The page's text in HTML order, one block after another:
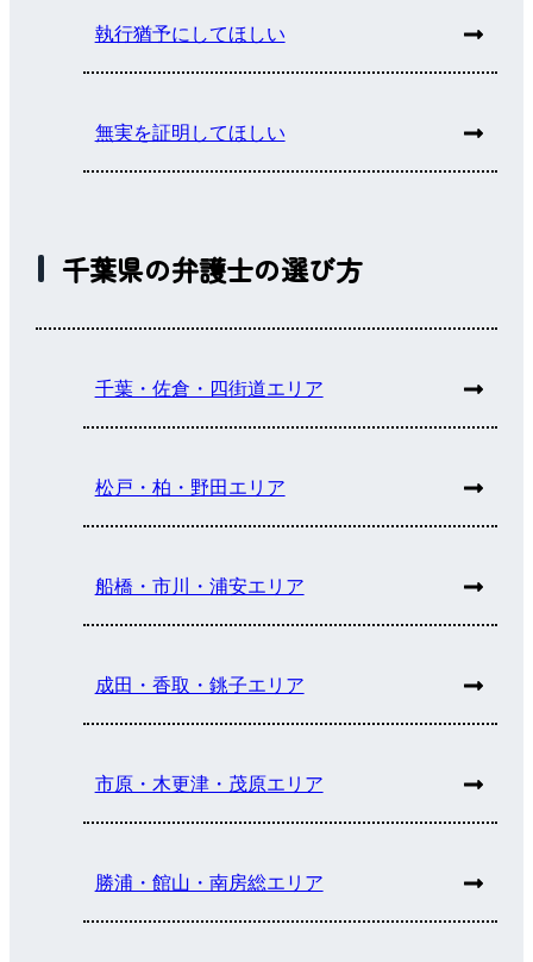
執行猶予にしてほしい
無実を証明してほしい
千葉県の弁護士の選び方
千葉・佐倉・四街道エリア
松戸・柏・野田エリア
船橋・市川・浦安エリア
成田・香取・銚子エリア
市原・木更津・茂原エリア
勝浦・館山・南房総エリア